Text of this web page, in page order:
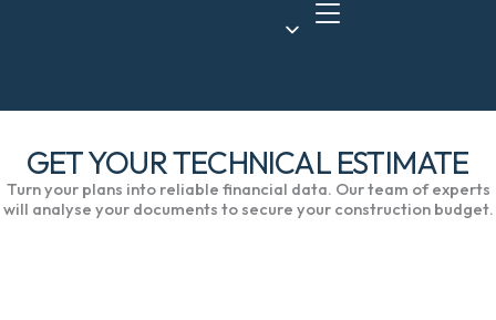
GET YOUR TECHNICAL ESTIMATE
Turn your plans into reliable financial data. Our team of experts
will analyse your documents to secure your construction budget.